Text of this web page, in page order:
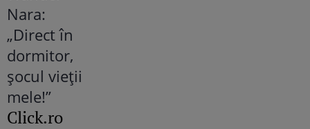
Click.ro